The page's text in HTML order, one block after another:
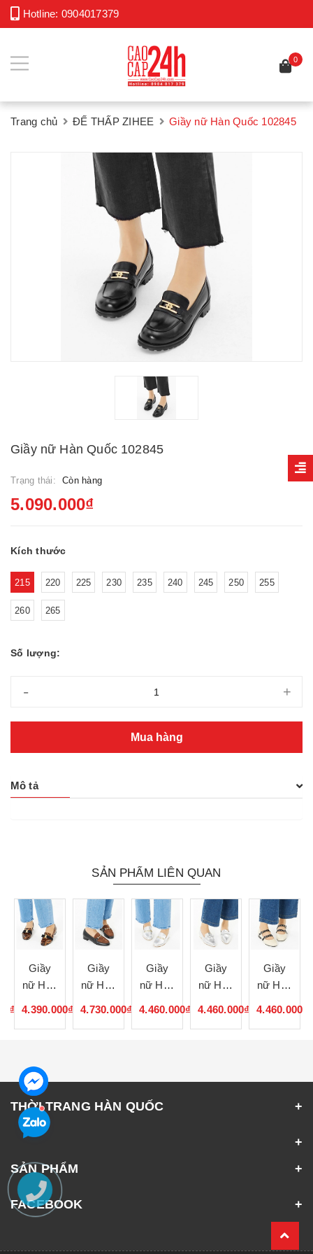
Hotline: 0904017379
0
Trang chủ ĐẾ THẤP ZIHEE Giầy nữ Hàn Quốc 102845
Giầy nữ Hàn Quốc 102845
Trạng thái: Còn hàng
5.090.000₫
Kích thước
215 220 225 230 235 240 245 250 255
260 265
Số lượng:
- +
Mua hàng
Mô tả
SẢN PHẨM LIÊN QUAN
Giầy
nữ Hàn
4.390.000₫
Giầy
nữ Hàn
4.730.000₫
Giầy
nữ Hàn
4.460.000₫
Giầy
nữ Hàn
4.460.000₫
Giầy
nữ Hàn
4.460.000₫
THỜI TRANG HÀN QUỐC
SẢN PHẨM
FACEBOOK